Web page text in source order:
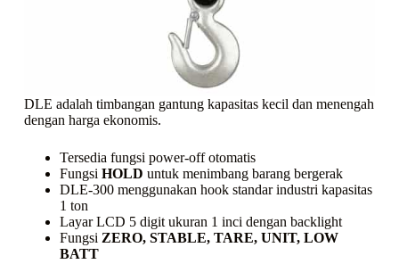
DLE adalah timbangan gantung kapasitas kecil dan menengah
dengan harga ekonomis.
Tersedia fungsi power-off otomatis
Fungsi HOLD untuk menimbang barang bergerak
DLE-300 menggunakan hook standar industri kapasitas
1 ton
Layar LCD 5 digit ukuran 1 inci dengan backlight
Fungsi ZERO, STABLE, TARE, UNIT, LOW
BATT